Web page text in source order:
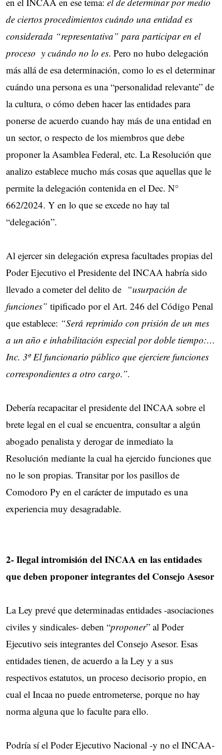
de ciertos procedimientos cuándo una entidad es
considerada “representativa” para participar en el
proceso y cuándo no lo es. Pero no hubo delegación
más allá de esa determinación, como lo es el determinar
cuándo una persona es una “personalidad relevante” de
la cultura, o cómo deben hacer las entidades para
ponerse de acuerdo cuando hay más de una entidad en
un sector, o respecto de los miembros que debe
proponer la Asamblea Federal, etc. La Resolución que
analizo establece mucho más cosas que aquellas que le
permite la delegación contenida en el Dec. N°
662/2024. Y en lo que se excede no hay tal
“delegación”.
Al ejercer sin delegación expresa facultades propias del
Poder Ejecutivo el Presidente del INCAA habría sido
llevado a cometer del delito de “usurpación de
funciones” tipificado por el Art. 246 del Código Penal
que establece: “Será reprimido con prisión de un mes
a un año e inhabilitación especial por doble tiempo:…
Inc. 3º El funcionario público que ejerciere funciones
correspondientes a otro cargo.”.
Debería recapacitar el presidente del INCAA sobre el
brete legal en el cual se encuentra, consultar a algún
abogado penalista y derogar de inmediato la
Resolución mediante la cual ha ejercido funciones que
no le son propias. Transitar por los pasillos de
Comodoro Py en el carácter de imputado es una
experiencia muy desagradable.
2- Ilegal intromisión del INCAA en las entidades
que deben proponer integrantes del Consejo Asesor
La Ley prevé que determinadas entidades -asociaciones
civiles y sindicales- deben “proponer” al Poder
Ejecutivo seis integrantes del Consejo Asesor. Esas
entidades tienen, de acuerdo a la Ley y a sus
respectivos estatutos, un proceso decisorio propio, en
cual el Incaa no puede entrometerse, porque no hay
norma alguna que lo faculte para ello.
Podría sí el Poder Ejecutivo Nacional -y no el INCAA-